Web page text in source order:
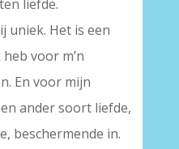
liefde.
uniek. Het is een
voor m’n
En voor mijn
ander soort liefde,
beschermende in.